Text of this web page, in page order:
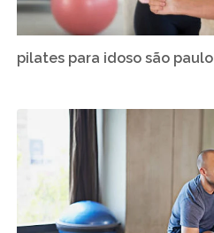
pilates para idoso são paulo